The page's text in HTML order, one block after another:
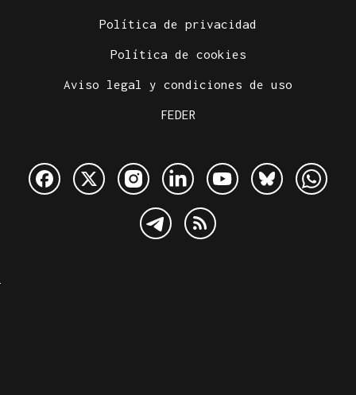
Política de privacidad
Política de cookies
Aviso legal y condiciones de uso
FEDER